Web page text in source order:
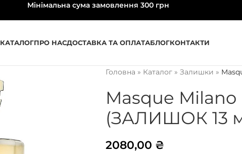
Мінімальна сума замовлення 300 грн
КАТАЛОГПРО НАСДОСТАВКА ТА ОПЛАТАБЛОГКОНТАКТИ
Головна » Каталог» Залишки »
Masque
(ЗАЛИШОК 13
2080,00 ₴